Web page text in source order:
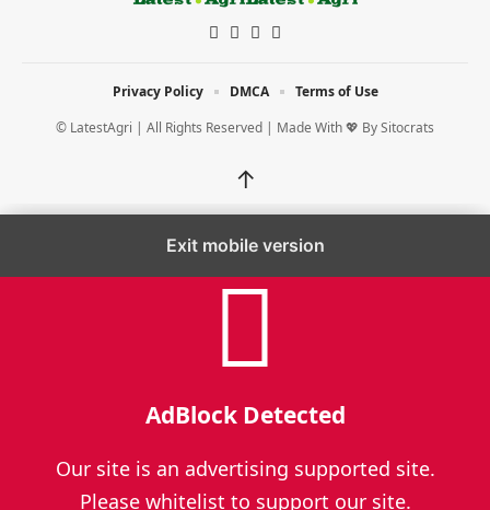
© LatestAgri | All Rights Reserved | Made With 💖 BySitocrats
Privacy Policy DMCA Terms of Use
↑
Exit mobile version
AdBlock Detected
Our site is an advertising supported site.
Please whitelist to support our site.